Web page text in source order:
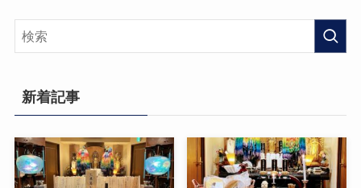
新着記事